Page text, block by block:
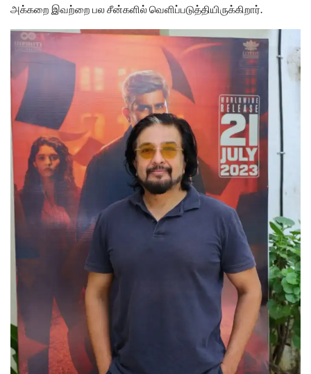
அக்கறை இவற்றை பல சீன்களில் வெளிப்படுத்தியிருக்கிறார்.